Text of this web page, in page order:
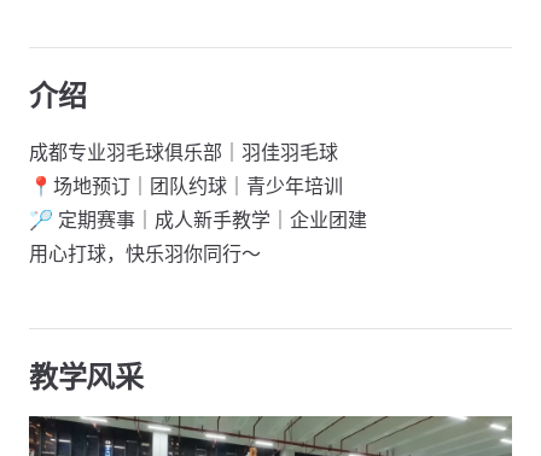
介绍
成都专业羽毛球俱乐部｜羽佳羽毛球
📍场地预订｜团队约球｜青少年培训
🏸 定期赛事｜成人新手教学｜企业团建
用心打球，快乐羽你同行～
教学风采